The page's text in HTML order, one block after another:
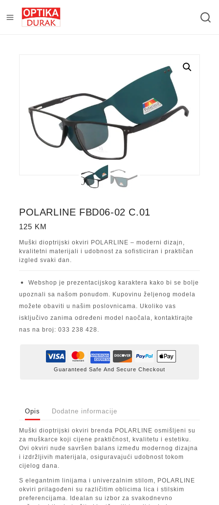
POLARLINE FBD06-02 C.01
125 KM
Muški dioptrijski okviri POLARLINE – moderni dizajn,
kvalitetni materijali i udobnost za sofisticiran i praktičan
izgled svaki dan.
Webshop je prezentacijskog karaktera kako bi se bolje
upoznali sa našom ponudom. Kupovinu željenog modela
možete obaviti u našim poslovnicama. Ukoliko vas
isključivo zanima određeni model naočala, kontaktirajte
nas na broj: 033 238 428.
Guaranteed Safe And Secure Checkout
Opis Dodatne informacije
Muški dioptrijski okviri brenda POLARLINE osmišljeni su
za muškarce koji cijene praktičnost, kvalitetu i estetiku.
Ovi okviri nude savršen balans između modernog dizajna
i izdržljivih materijala, osiguravajući udobnost tokom
cijelog dana.
S elegantnim linijama i univerzalnim stilom, POLARLINE
okviri prilagođeni su različitim oblicima lica i stilskim
preferencijama. Idealan su izbor za svakodnevno